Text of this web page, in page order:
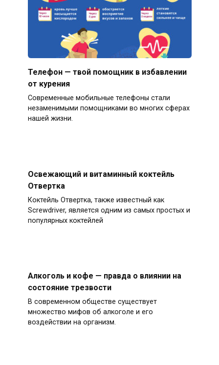
Телефон — твой помощник в избавлении
от курения
Современные мобильные телефоны стали
незаменимыми помощниками во многих сферах
нашей жизни.
Освежающий и витаминный коктейль
Отвертка
Коктейль Отвертка, также известный как
Screwdriver, является одним из самых простых и
популярных коктейлей
Алкоголь и кофе — правда о влиянии на
состояние трезвости
В современном обществе существует
множество мифов об алкоголе и его
воздействии на организм.